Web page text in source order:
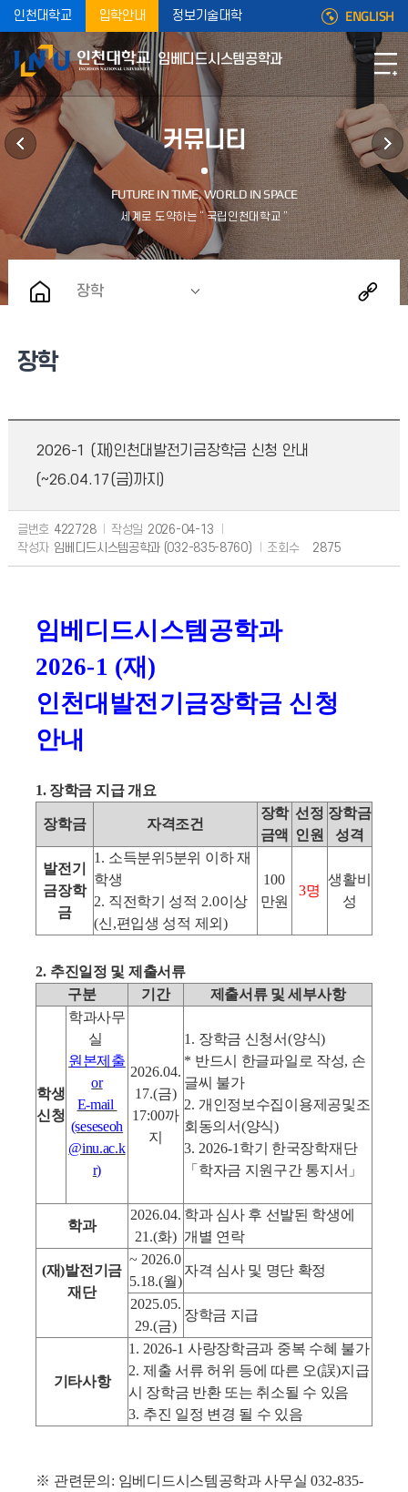
인천대학교 입학안내 정보기술대학 ENGLISH
임베디드시스템공학과
커뮤니티
장학
장학
2026-1 (재)인천대발전기금장학금 신청 안내
(~26.04.17(금)까지)
글번호 422728 작성일 2026-04-13
작성자 임베디드시스템공학과 (032-835-8760) 조회수 2875
임베디드시스템공학과
2026-1 (재)
인천대발전기금장학금 신청
안내
1. 장학금 지급 개요
장학금 자격조건
장학
금액
선정
인원
장학금
성격
발전기
금장학
금
1. 소득분위 5분위 이하 재
학생
2. 직전학기 성적 2.0이상
(신,편입생 성적 제외 )
100
만원
3명
생활비
성
2. 추진일정 및 제출서류
구분
기간 제출서류 및 세부사항
학생
신청
학과사무
실
원본제출
or
E-mail
(seseseoh
@inu.ac.k
r)
2026.04.
17.(금)
17:00까
지
1. 장학금 신청서(양식)
* 반드시 한글파일로 작성, 손
글씨 불가
2. 개인정보수집이용제공및조
회동의서(양식)
3. 2026-1 학기 한국장학재단
「 학자금 지원구간 통지서 」
학과
2026.04.
21.(화)
학과 심사 후 선발된 학생에
개별 연락
(재)발전기금
재단
~ 2026.0
5.18.(월)
자격 심사 및 명단 확정
2025.05.
29.(금)
장학금 지급
기타사항
1. 2026-1 사랑장학금과 중복 수혜 불가
2. 제출 서류 허위 등에 따른 오(誤)지급
시 장학금 반환 또는 취소될 수 있음
3. 추진 일정 변경 될 수 있음
※ 관련문의 : 임베디드시스템공학과 사무실032-835-